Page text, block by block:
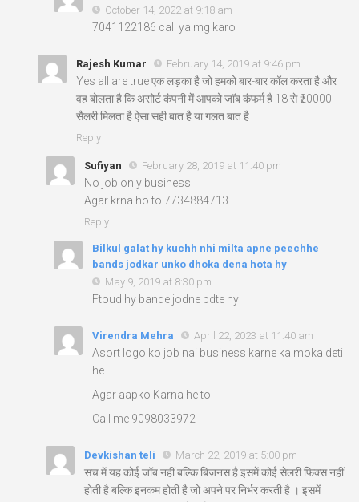
October 14, 2022 at 9:18 am
7041122186 call ya mg karo
Rajesh Kumar February 14, 2019 at 9:46 pm
Yes all are true एक लड़का है जो हमको बार-बार कॉल करता है और
वह बोलता है कि असोर्ट कंपनी में आपको जॉब कंफर्म है 18 से ₹20000
सैलरी मिलता है ऐसा सही बात है या गलत बात है
Reply
Sufiyan February 28, 2019 at 11:40 pm
No job only business
Agar krna ho to 7734884713
Reply
Bilkul galat hy kuchh nhi milta apne peechhe
bands jodkar unko dhoka dena hota hy
May 9, 2019 at 8:30 pm
Ftoud hy bande jodne pdte hy
Virendra Mehra April 22, 2023 at 11:40 am
Asort logo ko job nai business karne ka moka deti
he
Agar aapko Karna he to
Call me 9098033972
Devkishan teli March 22, 2019 at 5:00 pm
सच में यह कोई जॉब नहीं बल्कि बिजनस है इसमें कोई सेलरी फिक्स नहीं
होती है बल्कि इनकम होती है जो अपने पर निर्भर करती है । इसमें